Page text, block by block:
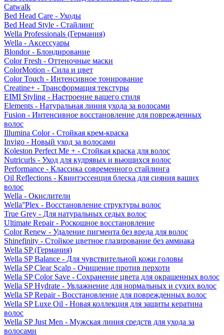
Catwalk
Bed Head Care - Уходы
Bed Head Style - Стайлинг
Wella Professionals (Германия)
Wella - Аксессуары
Blondor - Блондирование
Color Fresh - Оттеночные маски
ColorMotion - Сила и цвет
Color Touch - Интенсивное тонирование
Creatine+ - Трансформация текстуры
EIMI Styling - Настроение вашего стиля
Elements - Натуральная линия ухода за волосами
Fusion - Интенсивное восстановление для поврежденных
волос
Illumina Color - Стойкая крем-краска
Invigo - Новый уход за волосами
Koleston Perfect Me + - Стойкая краска для волос
Nutricurls - Уход для кудрявых и вьющихся волос
Performance - Классика современного стайлинга
Oil Reflections - Квинтэссенция блеска для сияния ваших
волос
Wella - Окислители
Wella°Plex - Восстановление структуры волос
True Grey - Для натуральных седых волос
Ultimate Repair - Роскошное восстановление
Color Renew - Удаление пигмента без вреда для волос
Shinefinity - Стойкое цветное глазирование без аммиака
Wella SP (Германия)
Wella SP Balance - Для чувствительной кожи головы
Wella SP Clear Scalp - Очищение против перхоти
Wella SP Color Save - Сохранение цвета для окрашенных волос
Wella SP Hydrate - Увлажнение для нормальных и сухих волос
Wella SP Repair - Восстановление для поврежденных волос
Wella SP Luxe Oil - Новая коллекция для защиты кератина
волос
Wella SP Just Men - Мужская линия средств для ухода за
волосами